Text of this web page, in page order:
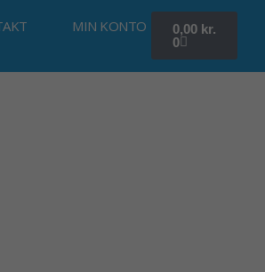
MIN KONTO 0,00 kr.
0